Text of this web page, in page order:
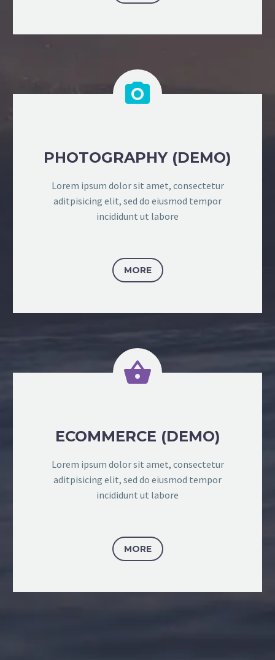


PHOTOGRAPHY (DEMO)
Lorem ipsum dolor sit amet, consectetur
aditpisicing elit, sed do eiusmod tempor
incididunt ut labore
MORE


ECOMMERCE (DEMO)
Lorem ipsum dolor sit amet, consectetur
aditpisicing elit, sed do eiusmod tempor
incididunt ut labore
MORE